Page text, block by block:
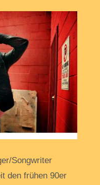
Songwriter
den frühen 90er